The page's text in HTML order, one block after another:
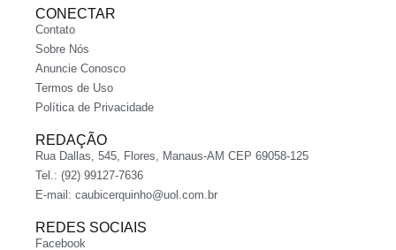
CONECTAR
Contato
Sobre Nós
Anuncie Conosco
Termos de Uso
Política de Privacidade
REDAÇÃO
Rua Dallas, 545, Flores, Manaus-AM CEP 69058-125
Tel.: (92) 99127-7636
E-mail: caubicerquinho@uol.com.br
REDES SOCIAIS
Facebook